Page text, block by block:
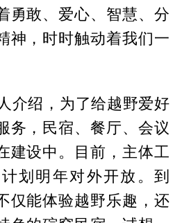
勇敢、爱心、智慧、分
神，时时触动着我们一
介绍，为了给越野爱好
务，民宿、餐厅、会议
建设中。目前，主体工
划明年对外开放。到
仅能体验越野乐趣，还